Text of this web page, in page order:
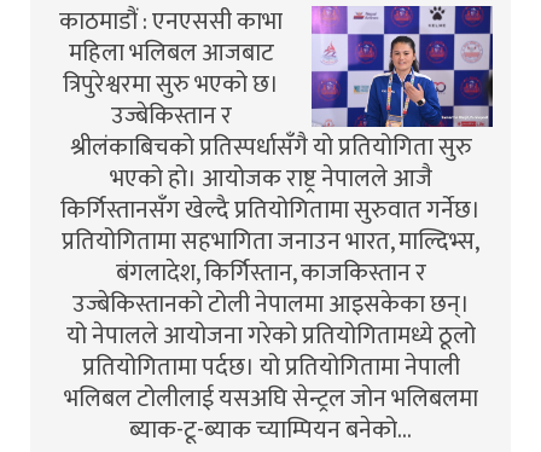
काठमाडौं : एनएससी काभा
महिला भलिबल आजबाट
त्रिपुरेश्वरमा सुरु भएको छ।
उज्बेकिस्तान र
श्रीलंकाबिचको प्रतिस्पर्धासँगै यो प्रतियोगिता सुरु
भएको हो। आयोजक राष्ट्र नेपालले आजै
किर्गिस्तानसँग खेल्दै प्रतियोगितामा सुरुवात गर्नेछ।
प्रतियोगितामा सहभागिता जनाउन भारत, माल्दिभ्स,
बंगलादेश, किर्गिस्तान, काजकिस्तान र
उज्बेकिस्तानको टोली नेपालमा आइसकेका छन्।
यो नेपालले आयोजना गरेको प्रतियोगितामध्ये ठूलो
प्रतियोगितामा पर्दछ। यो प्रतियोगितामा नेपाली
भलिबल टोलीलाई यसअघि सेन्ट्रल जोन भलिबलमा
ब्याक-टू-ब्याक च्याम्पियन बनेको…